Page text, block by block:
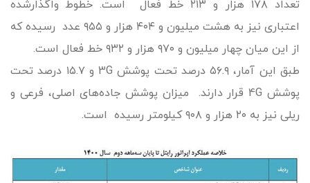
تعداد ۱۷۸ هزار و ۲۱۳ خط فعال است. خطوط واگذارشده
اعتباری نیز به هشت میلیون و ۴۰۴ هزار و ۹۵۵ عدد رسیده که
از این میان چهار میلیون و ۹۷۰ هزار و ۹۳۲ خط فعال است.
طبق این آمار، ۵۶.۹ درصد تحت پوشش 3G و ۱۵.۷ درصد تحت
پوشش 4G قرار دارند. میزان پوشش جاده‌های اصلی، فرعی و
ریلی نیز به ۲۰ هزار و ۹۰۸ کیلومتر رسیده است.